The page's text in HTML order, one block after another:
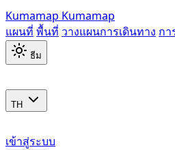
Kumamap Kumamap
แผนที่ พื้นที่ วางแผนการเดินทาง กา
ธีม
TH
เข้าสู่ระบบ